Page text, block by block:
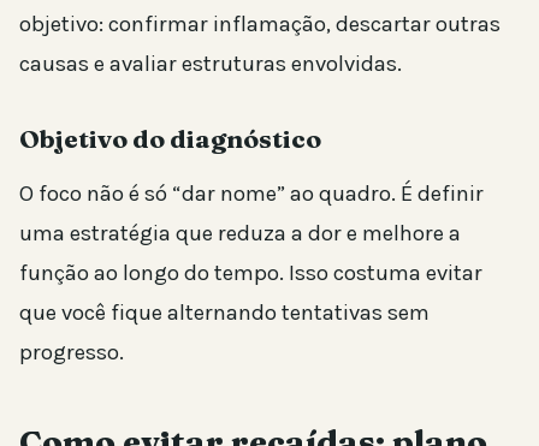
objetivo: confirmar inflamação, descartar outras
causas e avaliar estruturas envolvidas.
Objetivo do diagnóstico
O foco não é só “dar nome” ao quadro. É definir
uma estratégia que reduza a dor e melhore a
função ao longo do tempo. Isso costuma evitar
que você fique alternando tentativas sem
progresso.